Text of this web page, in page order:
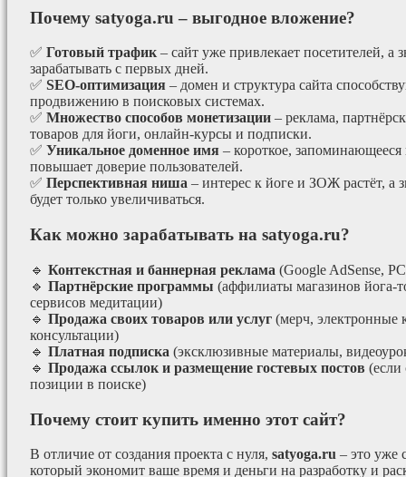
Почему satyoga.ru – выгодное вложение?
✅ Готовый трафик – сайт уже привлекает посетителей, а
зарабатывать с первых дней.
✅ SEO-оптимизация – домен и структура сайта
продвижению в поисковых системах.
✅ Множество способов монетизации – реклама,
товаров для йоги, онлайн-курсы и подписки.
✅ Уникальное доменное имя – короткое, запоминающееся
повышает доверие пользователей.
✅ Перспективная ниша – интерес к йоге и ЗОЖ растёт, а
будет только увеличиваться.
Как можно зарабатывать на satyoga.ru?
🔹 Контекстная и баннерная реклама (Google AdSense,
🔹 Партнёрские программы (аффилиаты магазинов йога-
сервисов медитации)
🔹 Продажа своих товаров или услуг (мерч, электронные
консультации)
🔹 Платная подписка (эксклюзивные материалы,
🔹 Продажа ссылок и размещение гостевых постов (если
позиции в поиске)
Почему стоит купить именно этот сайт?
В отличие от создания проекта с нуля, satyoga.ru – это уже
который экономит ваше время и деньги на разработку и